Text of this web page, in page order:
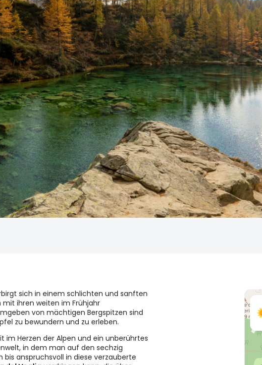
sich in einem schlichten und sanften
mit ihren weiten im Frühjahr
von mächtigen Bergspitzen sind
zu bewundern und zu erleben.
im Herzen der Alpen und ein unberührtes
in dem man auf den sechzig
anspruchsvoll in diese verzauberte